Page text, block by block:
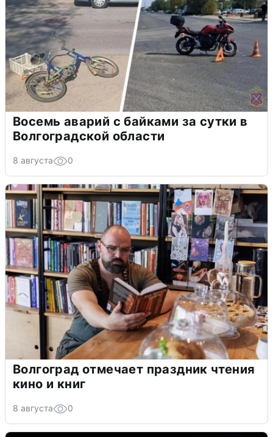
Восемь аварий с байками за сутки в
Волгоградской области
8 августа 0
Волгоград отмечает праздник чтения
кино и книг
8 августа 0